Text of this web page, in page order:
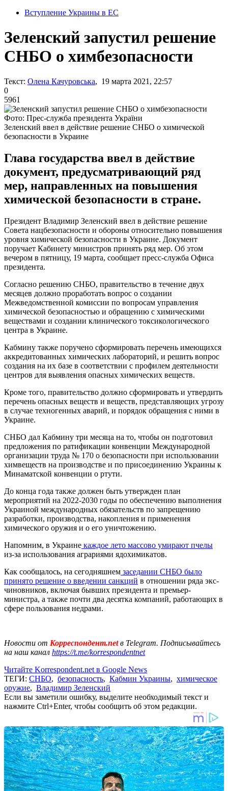
Вступление Украины в ЕС
Зеленский запустил решение
СНБО о химбезопасности
Текст: Олена Качуровська, 19 марта 2021, 22:57
0
5961
Фото: Прес-служба президента України
Зеленский ввел в действие решение СНБО о химической
безопасности в Украине
Глава государства ввел в действие
документ, предусматривающий ряд
мер, направленных на повышения
химической безопасности в стране.
Президент Владимир Зеленский ввел в действие решение
Совета нацбезопасности и обороны относительно повышения
уровня химической безопасности в Украине. Документ
поручает Кабинету министров принять ряд мер. Об этом
вечером в пятницу, 19 марта, сообщает пресс-служба Офиса
президента.
Согласно решению СНБО, правительство в течение двух
месяцев должно проработать вопрос о создании
Межведомственной комиссии по вопросам управления
химической безопасностью и обращению с химическими
веществами и создании клинического токсикологического
центра в Украине.
Кабмину также поручено сформировать перечень имеющихся
аккредитованных химических лабораторий, и решить вопрос
создания на их базе в соответствии с профилем деятельности
центров для выявления опасных химических веществ.
Кроме того, правительство должно сформировать и утвердить
перечень опасных веществ и веществ, представляющих угрозу
в случае техногенных аварий, и порядок обращения с ними в
Украине.
СНБО дал Кабмину три месяца на то, чтобы он подготовил
предложения по ратификации конвенции Международной
организации труда № 170 о безопасности при использовании
химвеществ на производстве и по присоединению Украины к
Минаматской конвенции о ртути.
До конца года также должен быть утвержден план
мероприятий на 2022-2030 годы по обеспечению выполнения
Украиной международных обязательств по запрещению
разработки, производства, накопления и применения
химического оружия и о его уничтожению.
Напомним, в Украине каждое лето массово умирают пчелы
из-за использования аграриями ядохимикатов.
Как сообщалось, на сегодняшнем заседании СНБО было
принято решение о введении санкций в отношении ряда экс-
чиновников, включая бывших президента и премьер-
министра, а также почти два десятка компаний, работающих в
сфере пользования недрами.
Новости от Корреспондент.netв Telegram. Подписывайтесь
на наш канал https://t.me/korrespondentnet
Читайте Korrespondent.net в Google News
ТЕГИ: СНБО, безопасность, Кабмин Украины, химическое
оружие, Владимир Зеленский
Если вы заметили ошибку, выделите необходимый текст и
нажмите Ctrl+Enter, чтобы сообщить об этом редакции.